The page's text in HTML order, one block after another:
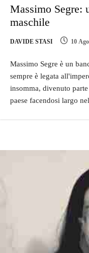
Massimo Segre:
maschile
DAVIDE STASI 10
Massimo Segre è un
sempre è legata
insomma, divenuto
paese facendosi largo